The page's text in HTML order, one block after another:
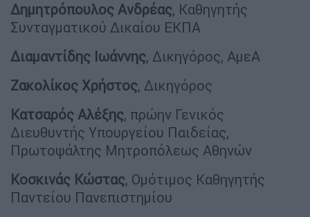
Δημητρόπουλος Ανδρέας, Καθηγητής
Συνταγματικού Δικαίου ΕΚΠΑ
Διαμαντίδης Ιωάννης, Δικηγόρος, ΑμεΑ
Ζακολίκος Χρήστος, Δικηγόρος
Κατσαρός Αλέξης, πρώην Γενικός
Διευθυντής Υπουργείου Παιδείας,
Πρωτοψάλτης Μητροπόλεως Αθηνών
Κοσκινάς Κώστας, Ομότιμος Καθηγητής
Παντείου Πανεπιστημίου